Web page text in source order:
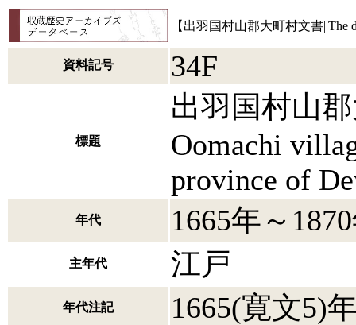
【出羽国村山郡大町村文書||The
資料記号 34F
標題
出羽国村山郡
Oomachi
province of
年代 1665年～
主年代 江戸
年代注記 1665(寛文5)